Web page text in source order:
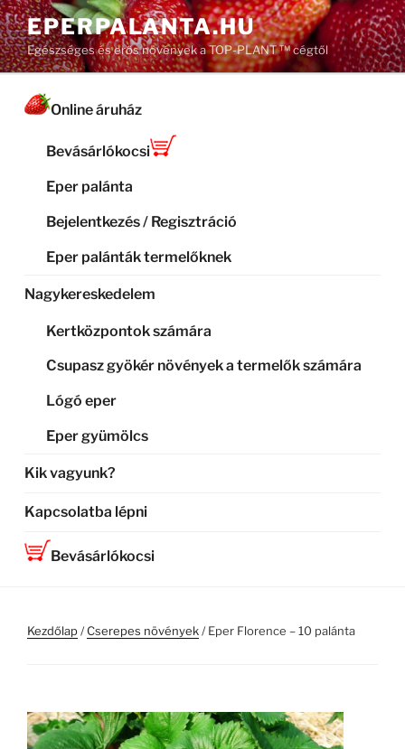
Tartalomhoz
EPERPALANTA.HU
Egészséges és erős növények a TOP-PLANT ™ cégtől
Online áruház
Bevásárlókocsi
Eper palánta
Bejelentkezés / Regisztráció
Eper palánták termelőknek
Nagykereskedelem
Kertközpontok számára
Csupasz gyökér növények a termelők számára
Lógó eper
Eper gyümölcs
Kik vagyunk?
Kapcsolatba lépni
Bevásárlókocsi
Kezdőlap/Cserepes növények/ Eper Florence – 10 palánta